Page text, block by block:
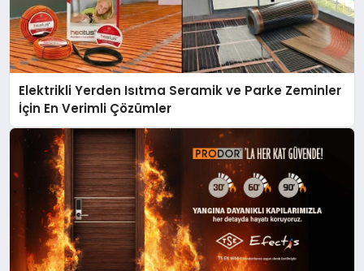
Elektrikli Yerden Isıtma Seramik ve Parke Zeminler
İçin En Verimli Çözümler